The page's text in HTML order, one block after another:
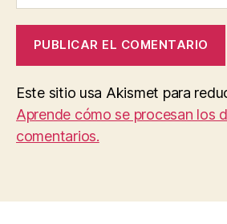
Este sitio usa Akismet para
Aprende cómo se procesan los
comentarios.